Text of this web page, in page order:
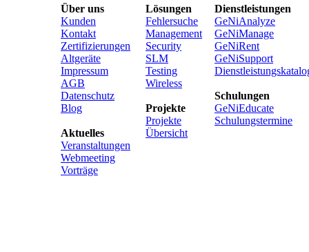
Über uns
Kunden
Kontakt
Zertifizierungen
Altgeräte
Impressum
AGB
Datenschutz
Blog
Aktuelles
Veranstaltungen
Webmeeting
Vorträge
Lösungen
Fehlersuche
Management
Security
SLM
Testing
Wireless
Projekte
Projekte
Übersicht
Dienstleistungen
GeNiAnalyze
GeNiManage
GeNiRent
GeNiSupport
Schulungen
GeNiEducate
Schulungstermine